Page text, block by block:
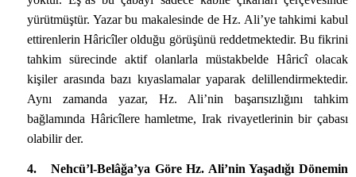
yürütmüştür. Yazar bu makalesinde de Hz. Ali’ye tahkimi kabul
ettirenlerin Hâricîler olduğu görüşünü reddetmektedir. Bu fikrini
tahkim sürecinde aktif olanlarla müstakbelde Hâricî olacak
kişiler arasında bazı kıyaslamalar yaparak delillendirmektedir.
Aynı zamanda yazar, Hz. Ali’nin başarısızlığını tahkim
bağlamında Hâricîlere hamletme, Irak rivayetlerinin bir çabası
olabilir der.
4.
Nehcü’l-Belâğa’ya Göre Hz. Ali’nin Yaşadığı Dönemin